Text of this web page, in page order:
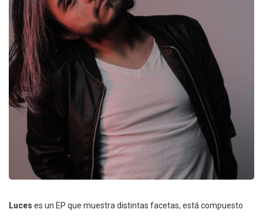
Luces es un EP que muestra distintas facetas, está compuesto